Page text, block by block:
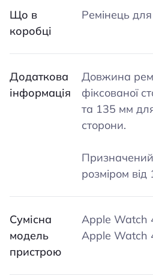
Що в
коробці
Ремінець
Додаткова
інформація
Довжина
фіксованої
та 135 мм
сторони.
Призначений
розміром
Сумісна
модель
пристрою
Apple Watch
Apple Watch